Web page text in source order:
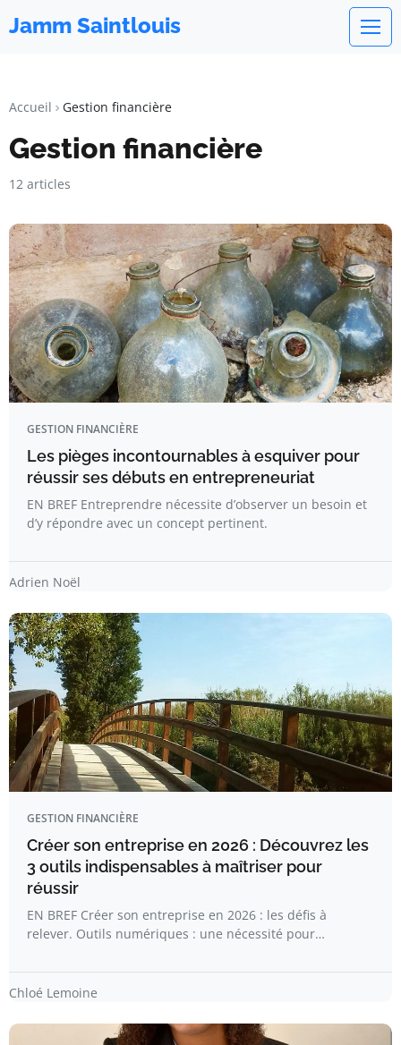
Jamm Saintlouis
Accueil Gestion financière
Gestion financière
12 articles
GESTION FINANCIÈRE
Les pièges incontournables à esquiver pour
réussir ses débuts en entrepreneuriat
EN BREF Entreprendre nécessite d’observer un besoin et
d’y répondre avec un concept pertinent.
Adrien Noël
GESTION FINANCIÈRE
Créer son entreprise en 2026 : Découvrez les
3 outils indispensables à maîtriser pour
réussir
EN BREF Créer son entreprise en 2026 : les défis à
relever. Outils numériques : une nécessité pour…
Chloé Lemoine